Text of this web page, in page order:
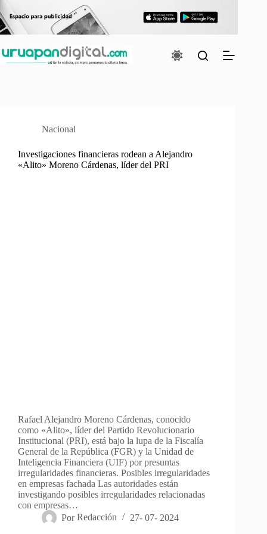
al
contenido
Nacional
Investigaciones financieras rodean a Alejandro
«Alito» Moreno Cárdenas, líder del PRI
Rafael Alejandro Moreno Cárdenas, conocido
como «Alito», líder del Partido Revolucionario
Institucional (PRI), está bajo la lupa de la Fiscalía
General de la República (FGR) y la Unidad de
Inteligencia Financiera (UIF) por presuntas
irregularidades financieras. Posibles irregularidades
en empresas fachada Las autoridades están
investigando posibles irregularidades relacionadas
con empresas…
Por Redacción 27- 07- 2024